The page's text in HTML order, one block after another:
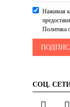
Нажимая
Политика
СОЦ.